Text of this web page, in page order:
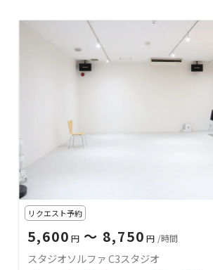
リクエスト予約
5,600 円 〜 8,750 円 /時間
スタジオソルファ C3スタジオ